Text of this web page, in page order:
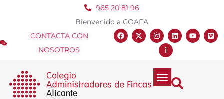
965 20 81 96
Bienvenido a COAFA
CONTACTA CON
NOSOTROS